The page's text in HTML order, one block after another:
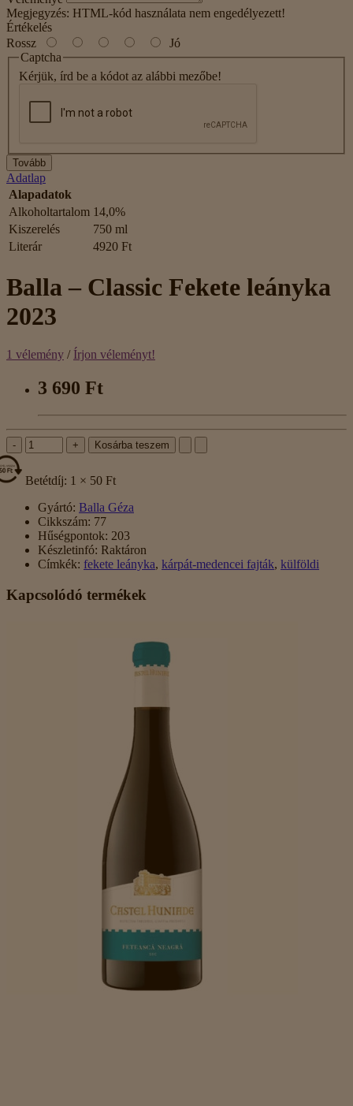
Megjegyzés: HTML-kód használata nem engedélyezett!
Értékelés
Rossz
Jó
Captcha
Kérjük, írd be a kódot az alábbi mezőbe!
Tovább
Adatlap
Alapadatok
Alkoholtartalom 14,0%
Kiszerelés
750 ml
Literár
4920 Ft
Balla – Classic Fekete leányka
2023
1 vélemény / Írjon véleményt!
3 690 Ft
- + Kosárba teszem
Betétdíj: 1 × 50 Ft
Gyártó: Balla Géza
Cikkszám: 77
Hűségpontok: 203
Készletinfó: Raktáron
Címkék: fekete leányka, kárpát-medencei fajták, külföldi
Kapcsolódó termékek